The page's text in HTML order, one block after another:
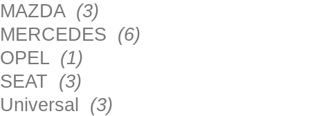
MAZDA (3)
MERCEDES (6)
OPEL (1)
SEAT (3)
Universal (3)